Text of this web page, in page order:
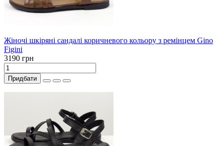
Жіночі шкіряні сандалі коричневого кольору з ремінцем Gino
Figini
3190 грн
Придбати